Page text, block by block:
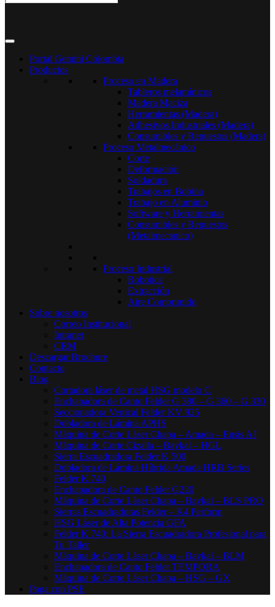
Portal Gemini Colombia
Productos
Proceso en Madera
Tableros melamínicos
Madera Maciza
Herramientas (Madera)
Adhesivos Industriales (Madera)
Consumibles y Repuestos (Madera)
Proceso Metalmecánico
Corte
Deformación
Soldadura
Trabajos en Bobina
Trabajo en Aluminio
Software y Herramientas
Consumibles y Repuestos
(Metalmecanico)
Proceso Industrial
Robotica
Extracción
Aire Comprimido
Sobre nosotros
Correo Institucional
Intranet
CRM
Descargar Brochure
Contacto
Blog
Cortadora láser de metal HSG modelo C​
Enchapadora de Canto Felder G 380 – G 360 – G 330
Seccionadora Vertical Felder KV 925
Dobladora de Lámina APHS
Máquina de Corte Láser Chapa – Amada – Ensis AJ
Máquina de Corte Cizalla – Baykal – HGL
Sierra Escuadradora Felder K 500
Dobladora de Lámina Híbrida Amada HRB Series
Felder K 740
Enchapadora de Canto Felder G220
Máquina de Corte Láser Chapa – Baykal – BLS PRO
Sierras Escuadradoras Felder – K4 Perform
HSG Láser de Alta Potencia GFA
Felder K 740: La Sierra Escuadradora Profesional para
Tu Taller
Máquina de Corte Láser Chapa – Baykal – BLM
Enchapadora de Canto Felder TEMPORA
Máquina de Corte Láser Chapa – HSG – GX
Paga con PSE